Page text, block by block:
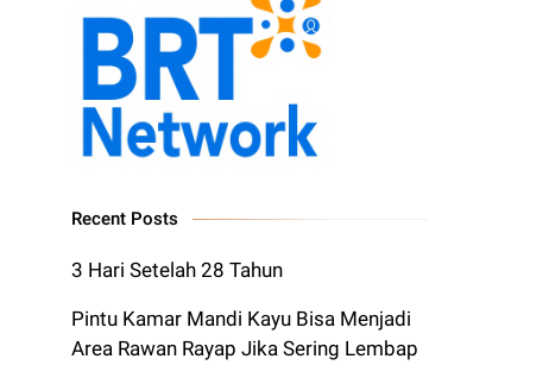
Recent Posts
3 Hari Setelah 28 Tahun
Pintu Kamar Mandi Kayu Bisa Menjadi
Area Rawan Rayap Jika Sering Lembap